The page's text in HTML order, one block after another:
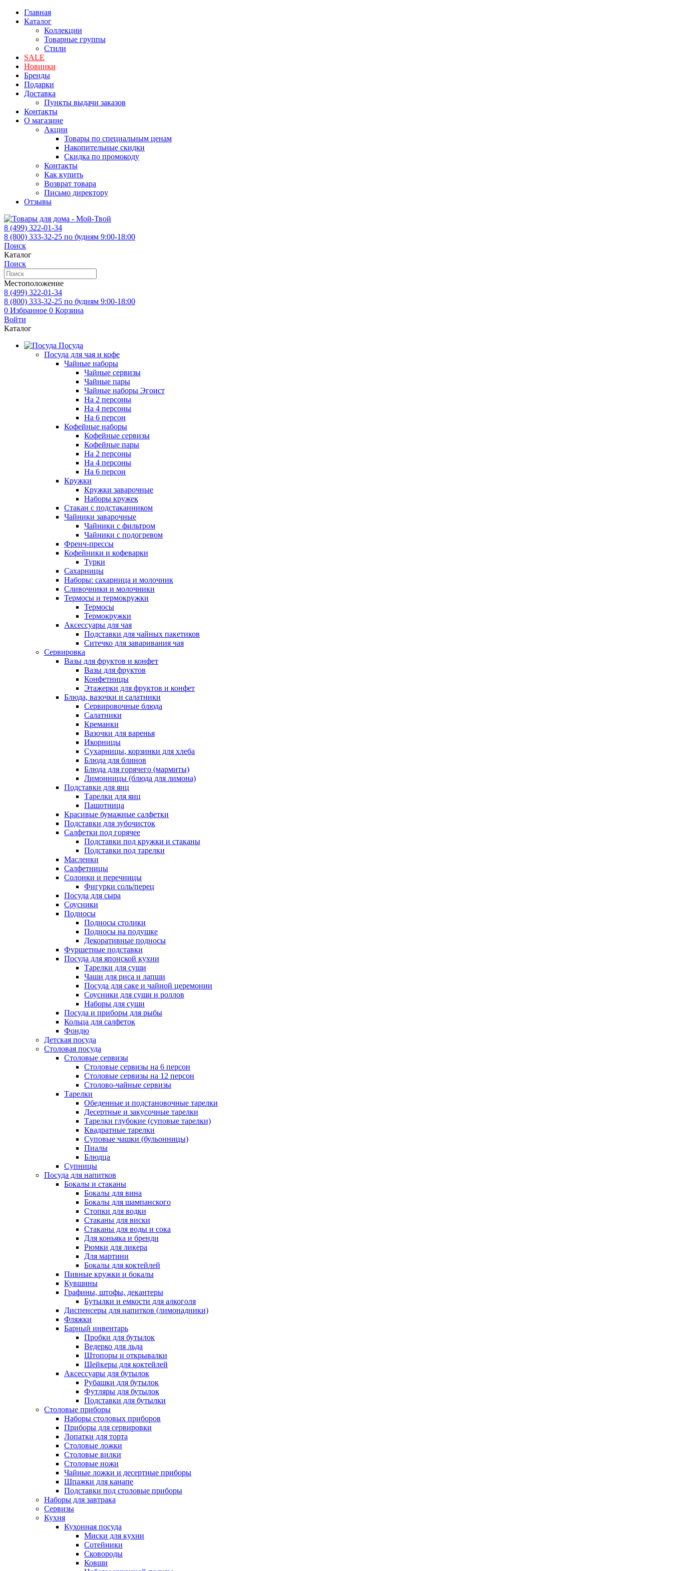
Главная
Каталог
Коллекции
Товарные группы
Стили
SALE
Новинки
Бренды
Подарки
Доставка
Пункты выдачи заказов
Контакты
О магазине
Акции
Товары по специальным ценам
Накопительные скидки
Скидка по промокоду
Контакты
Как купить
Возврат товара
Письмо директору
Отзывы
8 (499) 322-01-34
8 (800) 333-32-25 по будням 9:00-18:00
Поиск
Каталог
Поиск
Местоположение
8 (499) 322-01-34
8 (800) 333-32-25 по будням 9:00-18:00
0 Избранное 0 Корзина
Войти
Каталог
Посуда
Посуда для чая и кофе
Чайные наборы
Чайные сервизы
Чайные пары
Чайные наборы Эгоист
На 2 персоны
На 4 персоны
На 6 персон
Кофейные наборы
Кофейные сервизы
Кофейные пары
На 2 персоны
На 4 персоны
На 6 персон
Кружки
Кружки заварочные
Наборы кружек
Стакан с подстаканником
Чайники заварочные
Чайники с фильтром
Чайники с подогревом
Френч-прессы
Кофейники и кофеварки
Турки
Сахарницы
Наборы: сахарница и молочник
Сливочники и молочники
Термосы и термокружки
Термосы
Термокружки
Аксессуары для чая
Подставки для чайных пакетиков
Ситечко для заваривания чая
Сервировка
Вазы для фруктов и конфет
Вазы для фруктов
Конфетницы
Этажерки для фруктов и конфет
Блюда, вазочки и салатники
Сервировочные блюда
Салатники
Креманки
Вазочки для варенья
Икорницы
Сухарницы, корзинки для хлеба
Блюда для блинов
Блюда для горячего (мармиты)
Лимонницы (блюда для лимона)
Подставки для яиц
Тарелки для яиц
Пашотница
Красивые бумажные салфетки
Подставки для зубочисток
Салфетки под горячее
Подставки под кружки и стаканы
Подставки под тарелки
Масленки
Салфетницы
Солонки и перечницы
Фигурки соль/перец
Посуда для сыра
Соусники
Подносы
Подносы столики
Подносы на подушке
Декоративные подносы
Фуршетные подставки
Посуда для японской кухни
Тарелки для суши
Чаши для риса и лапши
Посуда для саке и чайной церемонии
Соусники для суши и роллов
Наборы для суши
Посуда и приборы для рыбы
Кольца для салфеток
Фондю
Детская посуда
Столовая посуда
Столовые сервизы
Столовые сервизы на 6 персон
Столовые сервизы на 12 персон
Столово-чайные сервизы
Тарелки
Обеденные и подстановочные тарелки
Десертные и закусочные тарелки
Тарелки глубокие (суповые тарелки)
Квадратные тарелки
Суповые чашки (бульонницы)
Пиалы
Блюдца
Супницы
Посуда для напитков
Бокалы и стаканы
Бокалы для вина
Бокалы для шампанского
Стопки для водки
Стаканы для виски
Стаканы для воды и сока
Для коньяка и бренди
Рюмки для ликера
Для мартини
Бокалы для коктейлей
Пивные кружки и бокалы
Кувшины
Графины, штофы, декантеры
Бутылки и емкости для алкоголя
Диспенсеры для напитков (лимонадники)
Фляжки
Барный инвентарь
Пробки для бутылок
Ведерко для льда
Штопоры и открывалки
Шейкеры для коктейлей
Аксессуары для бутылок
Рубашки для бутылок
Футляры для бутылок
Подставки для бутылки
Столовые приборы
Наборы столовых приборов
Приборы для сервировки
Лопатки для торта
Столовые ложки
Столовые вилки
Столовые ножи
Чайные ложки и десертные приборы
Шпажки для канапе
Подставки под столовые приборы
Наборы для завтрака
Сервизы
Кухня
Кухонная посуда
Миски для кухни
Сотейники
Сковороды
Ковши